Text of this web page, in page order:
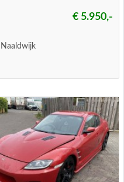
€ 5.950,-
Naaldwijk